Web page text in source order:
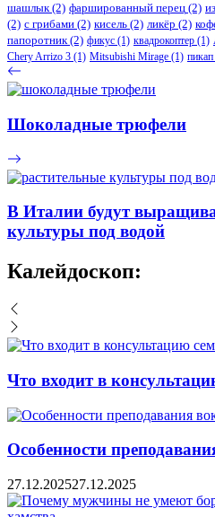
шашлык(2) фаршированный перец (2)
(2) с грибами (2) кисель (2) ликёр (2)
папоротник(2) фикус (1) квадрокоптер (1)
Chery Arrizo 3 (1) Mitsubishi Mirage (1) пикап
Шоколадные трюфели
В Италии будут
культуры под водой
Калейдоскоп:
Что входит в
Особенности
27.12.202527.12.2025